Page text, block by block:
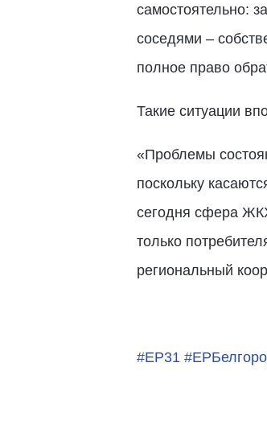
самостоятельно:
соседями –
полное право
Такие ситуации
«Проблемы
поскольку
сегодня сфера
только
региональный
#ЕР31